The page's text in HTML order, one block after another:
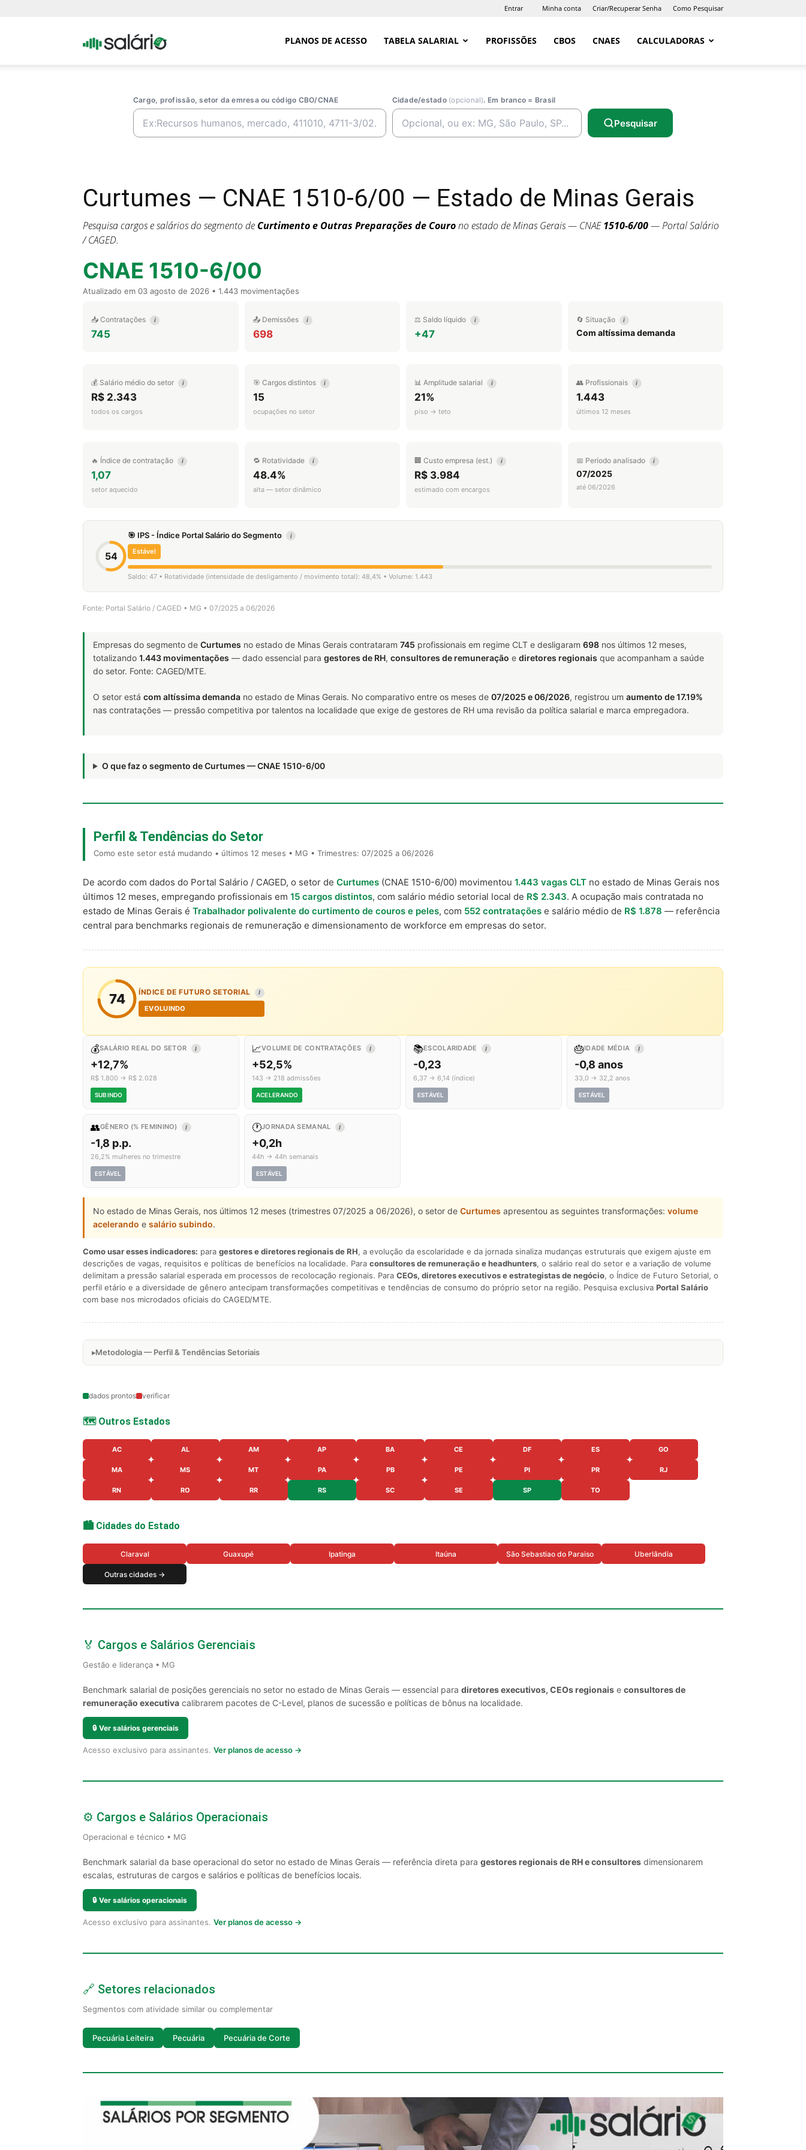
Entrar Minha conta Criar/Recuperar Senha Como Pesquisar
Portal PLANOS DE ACESSO TABELA SALARIAL PROFISSÕES CBOS CNAES CALCULADORAS
Cargo, profissão, setor da emresa ou código CBO/CNAE Cidade/estado (opcional). Em branco = Brasil
Pesquisar
Curtumes — CNAE 1510-6/00 — Estado de Minas Gerais
Pesquisa cargos e salários do segmento de Curtimento e Outras Preparações de Courono estado de Minas Gerais — CNAE1510-6/00— Portal Salário
/ CAGED.
CNAE 1510-6/00
Atualizado em 03 agosto de 2026 • 1.443 movimentações
📥 Contratações i
745
📤 Demissões i
698
⚖️ Saldo líquido i
+47
🔄 Situação i
Com altíssima demanda
💰 Salário médio do setor i
R$ 2.343
todos os cargos
🎯 Cargos distintos i
15
ocupações no setor
📊 Amplitude salarial i
21%
piso → teto
👥 Profissionais i
1.443
últimos 12 meses
🔥 Índice de contratação i
1,07
setor aquecido
🔁 Rotatividade i
48.4%
alta — setor dinâmico
🏢 Custo empresa (est.) i
R$ 3.984
estimado com encargos
📅 Período analisado i
07/2025
até 06/2026
54
🎯 IPS - Índice Portal Salário do Segmento i
Estável
Saldo: 47 • Rotatividade (intensidade de desligamento / movimento total): 48,4% • Volume: 1.443
Fonte: Portal Salário / CAGED • MG • 07/2025 a 06/2026
Empresas do segmento de Curtumes no estado de Minas Gerais contrataram 745 profissionais em regime CLT e desligaram 698 nos últimos 12 meses,
totalizando 1.443 movimentações — dado essencial para gestores de RH, consultores de remuneração e diretores regionais que acompanham a saúde
do setor. Fonte: CAGED/MTE.
O setor está com altíssima demanda no estado de Minas Gerais. No comparativo entre os meses de 07/2025 e 06/2026, registrou um aumento de 17.19%
nas contratações — pressão competitiva por talentos na localidade que exige de gestores de RH uma revisão da política salarial e marca empregadora.
O que faz o segmento de Curtumes — CNAE 1510-6/00
Perfil & Tendências do Setor
Como este setor está mudando • últimos 12 meses • MG • Trimestres: 07/2025 a 06/2026
De acordo com dados do Portal Salário / CAGED, o setor de Curtumes (CNAE 1510-6/00) movimentou 1.443 vagas CLT no estado de Minas Gerais nos
últimos 12 meses, empregando profissionais em 15 cargos distintos, com salário médio setorial local de R$ 2.343. A ocupação mais contratada no
estado de Minas Gerais é Trabalhador polivalente do curtimento de couros e peles, com 552 contratações e salário médio de R$ 1.878 — referência
central para benchmarks regionais de remuneração e dimensionamento de workforce em empresas do setor.
74 ÍNDICE DE FUTURO SETORIAL I
EVOLUINDO
💰SALÁRIO REAL DO SETOR I
+12,7%
R$ 1.800 → R$ 2.028
SUBINDO
📈VOLUME DE CONTRATAÇÕES I
+52,5%
143 → 218 admissões
ACELERANDO
📚ESCOLARIDADE I
-0,23
6,37 → 6,14 (índice)
ESTÁVEL
🎂IDADE MÉDIA I
-0,8 anos
33,0 → 32,2 anos
ESTÁVEL
👥GÊNERO (% FEMININO) I
-1,8 p.p.
26,2% mulheres no trimestre
ESTÁVEL
🕐JORNADA SEMANAL I
+0,2h
44h → 44h semanais
ESTÁVEL
No estado de Minas Gerais, nos últimos 12 meses (trimestres 07/2025 a 06/2026), o setor de Curtumes apresentou as seguintes transformações: volume
acelerando e salário subindo.
Como usar esses indicadores: para gestores e diretores regionais de RH, a evolução da escolaridade e da jornada sinaliza mudanças estruturais que exigem ajuste em
descrições de vagas, requisitos e políticas de benefícios na localidade. Para consultores de remuneração e headhunters, o salário real do setor e a variação de volume
delimitam a pressão salarial esperada em processos de recolocação regionais. Para CEOs, diretores executivos e estrategistas de negócio, o Índice de Futuro Setorial, o
perfil etário e a diversidade de gênero antecipam transformações competitivas e tendências de consumo do próprio setor na região. Pesquisa exclusiva Portal Salário
com base nos microdados oficiais do CAGED/MTE.
Metodologia — Perfil & Tendências Setoriais
dados prontos verificar
🗺️ Outros Estados
AC AL AM AP BA CE DF ES GO
MA MS MT PA PB PE PI PR RJ
RN RO RR RS SC SE SP TO
🏙️ Cidades do Estado
Claraval Guaxupé Ipatinga Itaúna São Sebastiao do Paraiso Uberlândia
Outras cidades →
🏅 Cargos e Salários Gerenciais
Gestão e liderança • MG
Benchmark salarial de posições gerenciais no setor no estado de Minas Gerais — essencial para diretores executivos, CEOs regionais e consultores de
remuneração executiva calibrarem pacotes de C-Level, planos de sucessão e políticas de bônus na localidade.
🔒 Ver salários gerenciais
Acesso exclusivo para assinantes. Ver planos de acesso →
⚙️ Cargos e Salários Operacionais
Operacional e técnico • MG
Benchmark salarial da base operacional do setor no estado de Minas Gerais — referência direta para gestores regionais de RH e consultores dimensionarem
escalas, estruturas de cargos e salários e políticas de benefícios locais.
🔒 Ver salários operacionais
Acesso exclusivo para assinantes. Ver planos de acesso →
🔗 Setores relacionados
Segmentos com atividade similar ou complementar
Pecuária Leiteira Pecuária Pecuária de Corte